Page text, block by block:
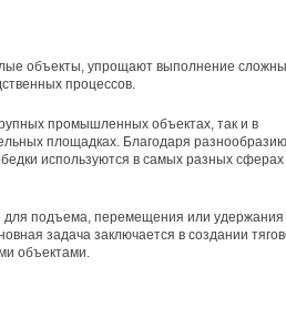
объекты, упрощают выполнение
процессов.
промышленных объектах, так и в
площадках. Благодаря разнообразию
используются в самых разных сферах
для подъема, перемещения или удержания
задача заключается в создании
объектами.